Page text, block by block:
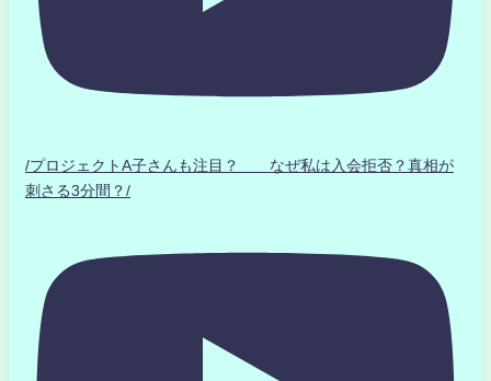
/プロジェクトA子さんも注目？ なぜ私は入会拒否？真相が
刺さる3分間？/